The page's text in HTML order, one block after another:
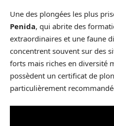
Une des plongées les plus
Penida, qui abrite des
extraordinaires et une faune
concentrent souvent sur des
forts mais riches en diversité
possèdent un certificat de
particulièrement